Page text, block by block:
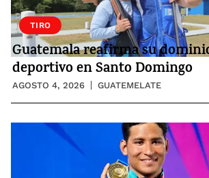
TIRO
Guatemala reafirma su
deportivo en Santo Domingo
AGOSTO 4, 2026 GUATEMELATE